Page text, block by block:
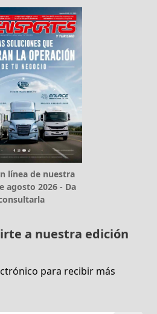
línea de nuestra
agosto 2026 - Da
a nuestra edición
para recibir más